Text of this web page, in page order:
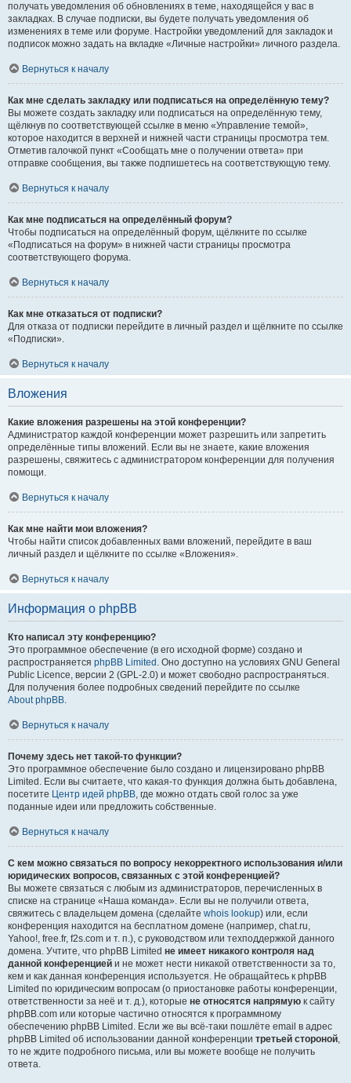
получать уведомления об обновлениях в теме, находящейся у вас в
закладках. В случае подписки, вы будете получать уведомления об
изменениях в теме или форуме. Настройки уведомлений для закладок и
подписок можно задать на вкладке «Личные настройки» личного раздела.
Вернуться к началу
Как мне сделать закладку или подписаться на определённую тему?
Вы можете создать закладку или подписаться на определённую тему,
щёлкнув по соответствующей ссылке в меню «Управление темой»,
которое находится в верхней и нижней части страницы просмотра тем.
Отметив галочкой пункт «Сообщать мне о получении ответа» при
отправке сообщения, вы также подпишетесь на соответствующую тему.
Вернуться к началу
Как мне подписаться на определённый форум?
Чтобы подписаться на определённый форум, щёлкните по ссылке
«Подписаться на форум» в нижней части страницы просмотра
соответствующего форума.
Вернуться к началу
Как мне отказаться от подписки?
Для отказа от подписки перейдите в личный раздел и щёлкните по ссылке
«Подписки».
Вернуться к началу
Вложения
Какие вложения разрешены на этой конференции?
Администратор каждой конференции может разрешить или запретить
определённые типы вложений. Если вы не знаете, какие вложения
разрешены, свяжитесь с администратором конференции для получения
помощи.
Вернуться к началу
Как мне найти мои вложения?
Чтобы найти список добавленных вами вложений, перейдите в ваш
личный раздел и щёлкните по ссылке «Вложения».
Вернуться к началу
Информация о phpBB
Кто написал эту конференцию?
Это программное обеспечение (в его исходной форме) создано и
распространяется phpBB Limited . Оно доступно на условиях GNU General
Public Licence, версии 2 (GPL-2.0) и может свободно распространяться.
Для получения более подробных сведений перейдите по ссылке
About phpBB.
Вернуться к началу
Почему здесь нет такой-то функции?
Это программное обеспечение было создано и лицензировано phpBB
Limited. Если вы считаете, что какая-то функция должна быть добавлена,
посетите Центр идей phpBB, где можно отдать свой голос за уже
поданные идеи или предложить собственные.
Вернуться к началу
С кем можно связаться по вопросу некорректного использования и/или
юридических вопросов, связанных с этой конференцией?
Вы можете связаться с любым из администраторов, перечисленных в
списке на странице «Наша команда». Если вы не получили ответа,
свяжитесь с владельцем домена (сделайте whois lookup) или, если
конференция находится на бесплатном домене (например, chat.ru,
Yahoo!, free.fr, f2s.com и т. п.), с руководством или техподдержкой данного
домена. Учтите, что phpBB Limited не имеет никакого контроля над
данной конференцией и не может нести никакой ответственности за то,
кем и как данная конференция используется. Не обращайтесь к phpBB
Limited по юридическим вопросам (о приостановке работы конференции,
ответственности за неё и т. д.), которые не относятся напрямую к сайту
phpBB.com или которые частично относятся к программному
обеспечению phpBB Limited. Если же вы всё-таки пошлёте email в адрес
phpBB Limited об использовании данной конференции третьей стороной,
то не ждите подробного письма, или вы можете вообще не получить
ответа.